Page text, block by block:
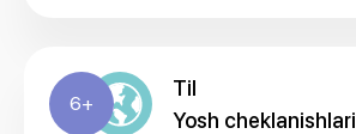
6+
Til
Yosh cheklanishlari